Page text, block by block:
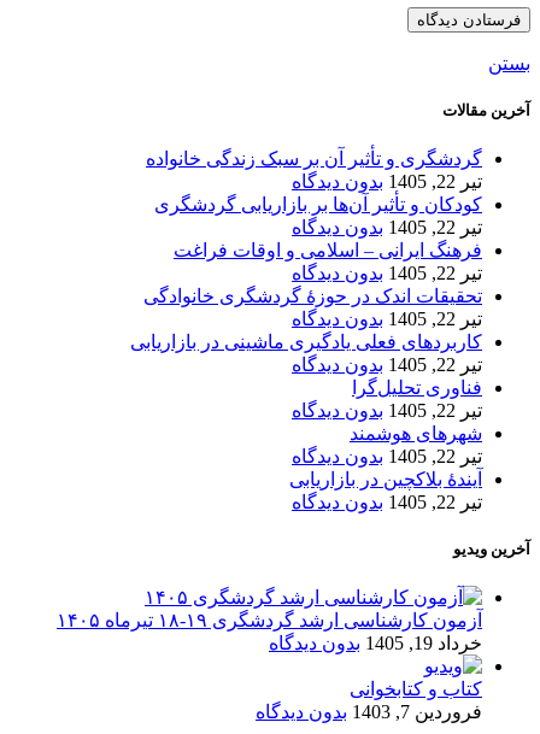
بستن
آخرین مقالات
گردشگری و تأثیر آن بر سبک زندگی خانواده
تیر 22, 1405
بدون دیدگاه
کودکان و تأثیر آن‌ها بر بازاریابی گردشگری
تیر 22, 1405
بدون دیدگاه
فرهنگ ایرانی – اسلامی و اوقات فراغت
تیر 22, 1405
بدون دیدگاه
تحقیقات اندک در حوزۀ گردشگری خانوادگی
تیر 22, 1405
بدون دیدگاه
کاربردهای فعلی یادگیری ماشینی در بازاریابی
تیر 22, 1405
بدون دیدگاه
فناوری تحلیل‌گرا
تیر 22, 1405
بدون دیدگاه
شهرهای هوشمند
تیر 22, 1405
بدون دیدگاه
آیندۀ بلاکچین در بازاریابی
تیر 22, 1405
بدون دیدگاه
آخرین ویدیو
آزمون کارشناسی ارشد گردشگری ۱۹-۱۸ تیرماه ۱۴۰۵
خرداد 19, 1405
بدون دیدگاه
کتاب و کتابخوانی
فروردین 7, 1403
بدون دیدگاه